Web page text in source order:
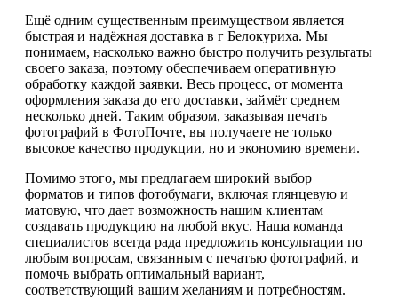
Ещё одним существенным преимуществом является
быстрая и надёжная доставка в г Белокуриха. Мы
понимаем, насколько важно быстро получить результаты
своего заказа, поэтому обеспечиваем оперативную
обработку каждой заявки. Весь процесс, от момента
оформления заказа до его доставки, займёт среднем
несколько дней. Таким образом, заказывая печать
фотографий в ФотоПочте, вы получаете не только
высокое качество продукции, но и экономию времени.
Помимо этого, мы предлагаем широкий выбор
форматов и типов фотобумаги, включая глянцевую и
матовую, что дает возможность нашим клиентам
создавать продукцию на любой вкус. Наша команда
специалистов всегда рада предложить консультации по
любым вопросам, связанным с печатью фотографий, и
помочь выбрать оптимальный вариант,
соответствующий вашим желаниям и потребностям.